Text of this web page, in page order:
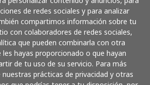
de redes sociales y para analizar
compartimos información sobre tu
con colaboradores de redes sociales,
que pueden combinarla con otra
hayas proporcionado o que hayan
de tu uso de su servicio. Para más
prácticas de privacidad y otras
Paga con